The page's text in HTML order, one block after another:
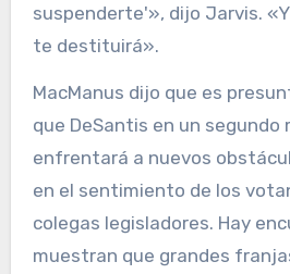
suspenderte'», dijo Jarvis.
te destituirá».
MacManus dijo que es
que DeSantis en un segundo
enfrentará a nuevos
en el sentimiento de los
colegas legisladores. Hay
muestran que grandes